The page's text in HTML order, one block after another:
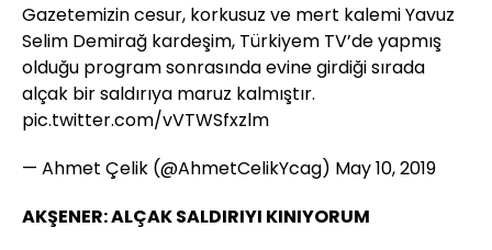
Gazetemizin cesur, korkusuz ve mert kalemi Yavuz
Selim Demirağ kardeşim, Türkiyem TV’de yapmış
olduğu program sonrasında evine girdiği sırada
alçak bir saldırıya maruz kalmıştır.
pic.twitter.com/vVTWSfxzlm
— Ahmet Çelik (@AhmetCelikYcag) May 10, 2019
AKŞENER: ALÇAK SALDIRIYI KINIYORUM